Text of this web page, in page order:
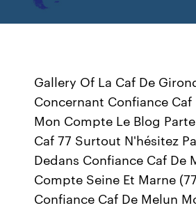
Gallery Of La Caf De
Concernant Confiance Caf
Mon Compte Le Blog
Caf 77 Surtout N'hésitez
Dedans Confiance Caf De
Compte Seine Et Marne
Confiance Caf De Melun